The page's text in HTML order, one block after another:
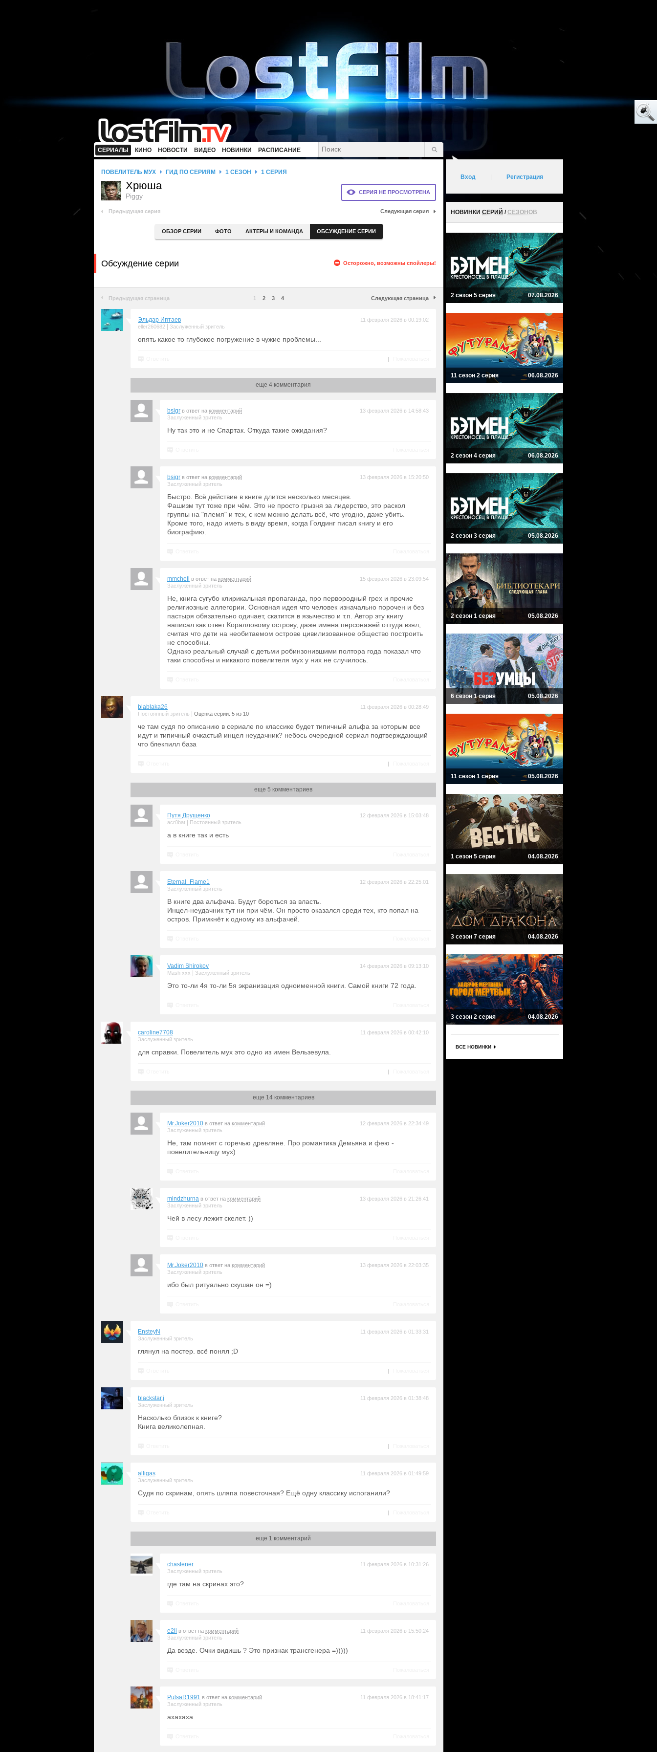
СЕРИАЛЫ КИНО НОВОСТИ ВИДЕО НОВИНКИ РАСПИСАНИЕ
СЕРИЯ НЕ ПРОСМОТРЕНА
ПОВЕЛИТЕЛЬ МУХ ГИД ПО СЕРИЯМ 1 СЕЗОН 1 СЕРИЯ
Хрюша
Piggy
Предыдущая серия Следующая серия
ОБЗОР СЕРИИ ФОТО АКТЕРЫ И КОМАНДА ОБСУЖДЕНИЕ СЕРИИ
Осторожно, возможны спойлеры!
Обсуждение серии
Предыдущая страница 1 2 3 4 Следующая страница
Эльдар Иптаев
eller260682 Заслуженный зритель
11 февраля 2026 в 00:19:02
опять какое то глубокое погружение в чужие проблемы...
|
еще 4 комментария
bsigr в ответ на комментарий
Заслуженный зритель
13 февраля 2026 в 14:58:43
Ну так это и не Спартак. Откуда такие ожидания?
bsigr в ответ на комментарий
Заслуженный зритель
13 февраля 2026 в 15:20:50
Быстро. Всё действие в книге длится несколько месяцев.
Фашизм тут тоже при чём. Это не просто грызня за лидерство, это раскол
группы на "племя" и тех, с кем можно делать всё, что угодно, даже убить.
Кроме того, надо иметь в виду время, когда Голдинг писал книгу и его
биографию.
mmchell в ответ на комментарий
Заслуженный зритель
15 февраля 2026 в 23:09:54
Не, книга сугубо клирикальная пропаганда, про первородный грех и прочие
религиозные аллегории. Основная идея что человек изначально порочен и без
пастыря обязательно одичает, скатится в язычество и т.п. Автор эту книгу
написал как ответ Коралловому острову, даже имена персонажей оттуда взял,
считая что дети на необитаемом острове цивилизованное общество построить
не способны.
Однако реальный случай с детьми робинзонившими полтора года показал что
таки способны и никакого повелителя мух у них не случилось.
blablaka26
Постоянный зритель Оценка серии: 5 из 10
11 февраля 2026 в 00:28:49
че там судя по описанию в сериале по классике будет типичный альфа за которым все
идут и типичный очкастый инцел неудачник? небось очередной сериал подтверждающий
что блекпилл база
|
еще 5 комментариев
Путя Друщенко
acr0bat Постоянный зритель
12 февраля 2026 в 15:03:48
а в книге так и есть
Eternal_Flame1
Заслуженный зритель
12 февраля 2026 в 22:25:01
В книге два альфача. Будут бороться за власть.
Инцел-неудачник тут ни при чём. Он просто оказался среди тех, кто попал на
остров. Примкнёт к одному из альфачей.
Vadim Shirokov
Mash xxx Заслуженный зритель
14 февраля 2026 в 09:13:10
Это то-ли 4я то-ли 5я экранизация одноименной книги. Самой книги 72 года.
caroline7708
Заслуженный зритель
11 февраля 2026 в 00:42:10
для справки. Повелитель мух это одно из имен Вельзевула.
|
еще 14 комментариев
Mr.Joker2010 в ответ на комментарий
Заслуженный зритель
12 февраля 2026 в 22:34:49
Не, там помнят с горечью древляне. Про романтика Демьяна и фею -
повелительницу мух)
mindzhurna в ответ на комментарий
Заслуженный зритель
13 февраля 2026 в 21:26:41
Чей в лесу лежит скелет. ))
Mr.Joker2010 в ответ на комментарий
Заслуженный зритель
13 февраля 2026 в 22:03:35
ибо был ритуально скушан он =)
EnsteyN
Заслуженный зритель
11 февраля 2026 в 01:33:31
глянул на постер. всё понял ;D
|
blackstar.j
Заслуженный зритель
11 февраля 2026 в 01:38:48
Насколько близок к книге?
Книга великолепная.
|
alligas
Заслуженный зритель
11 февраля 2026 в 01:49:59
Судя по скринам, опять шляпа повесточная? Ещё одну классику испоганили?
|
еще 1 комментарий
chastener
Заслуженный зритель
11 февраля 2026 в 10:31:26
где там на скринах это?
e2li в ответ на комментарий
Заслуженный зритель
11 февраля 2026 в 15:50:24
Да везде. Очки видишь ? Это признак трансгенера =)))))
PulsaR1991 в ответ на комментарий
Заслуженный зритель
11 февраля 2026 в 18:41:17
ахахаха
Вход Регистрация
НОВИНКИ СЕРИЙ /СЕЗОНОВ
2 сезон 5 серия 07.08.2026
11 сезон 2 серия 06.08.2026
2 сезон 4 серия 06.08.2026
2 сезон 3 серия 05.08.2026
2 сезон 1 серия 05.08.2026
6 сезон 1 серия 05.08.2026
11 сезон 1 серия 05.08.2026
1 сезон 5 серия 04.08.2026
3 сезон 7 серия 04.08.2026
3 сезон 2 серия 04.08.2026
ВСЕ НОВИНКИ